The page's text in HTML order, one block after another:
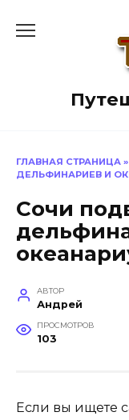
ГЛАВНАЯ СТРАНИЦА »
ДЕЛЬФИНАРИЕВ И
Сочи
АВТОР
Андрей
ПРОСМОТРОВ
103
Если вы ищете